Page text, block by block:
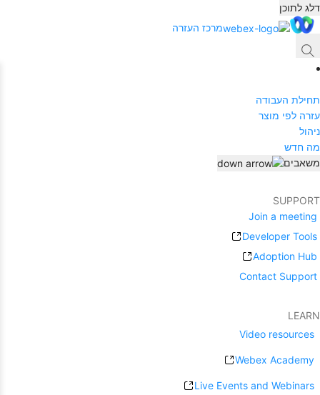
דלג לתוכן
מרכז העזרה
תחילת העבודה
עזרה לפי מוצר
ניהול
מה חדש
משאבים
SUPPORT
Join a meeting
Developer Tools
Adoption Hub
Contact Support
LEARN
Video resources
Webex Academy
Live Events and Webinars